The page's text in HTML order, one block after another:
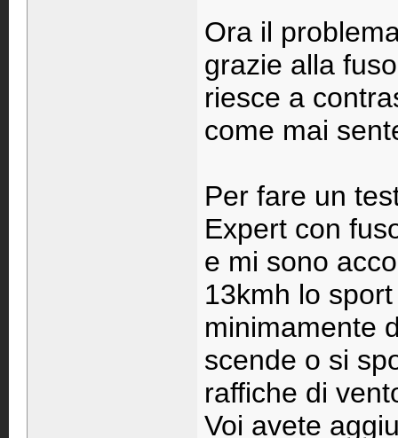
Ora il
grazie alla
riesce a
come mai
Per fare un
Expert con
e mi sono
13kmh lo
minimamente
scende o si
raffiche di
Voi avete